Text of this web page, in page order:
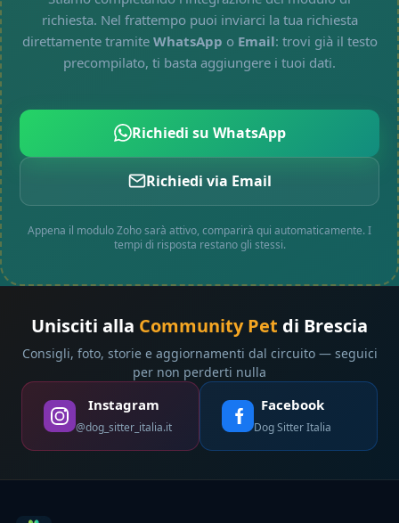
richiesta. Nel frattempo puoi inviarci la tua richiesta
direttamente tramite WhatsApp o Email: trovi già il testo
precompilato, ti basta aggiungere i tuoi dati.
Richiedi su WhatsApp
Richiedi via Email
Appena il modulo Zoho sarà attivo, comparirà qui automaticamente. I
tempi di risposta restano gli stessi.
Unisciti alla Community Pet di Brescia
Consigli, foto, storie e aggiornamenti dal circuito — seguici
per non perderti nulla
Instagram
@dog_sitter_italia.it
Facebook
Dog Sitter Italia